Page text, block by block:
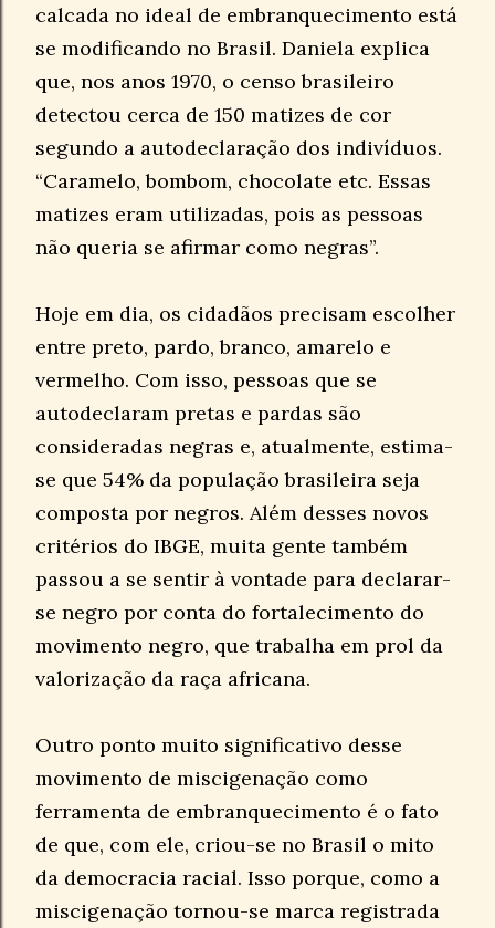
calcada no ideal de embranquecimento está
se modificando no Brasil. Daniela explica
que, nos anos 1970, o censo brasileiro
detectou cerca de 150 matizes de cor
segundo a autodeclaração dos indivíduos.
“Caramelo, bombom, chocolate etc. Essas
matizes eram utilizadas, pois as pessoas
não queria se afirmar como negras”.
Hoje em dia, os cidadãos precisam escolher
entre preto, pardo, branco, amarelo e
vermelho. Com isso, pessoas que se
autodeclaram pretas e pardas são
consideradas negras e, atualmente, estima-
se que 54% da população brasileira seja
composta por negros. Além desses novos
critérios do IBGE, muita gente também
passou a se sentir à vontade para declarar-
se negro por conta do fortalecimento do
movimento negro, que trabalha em prol da
valorização da raça africana.
Outro ponto muito significativo desse
movimento de miscigenação como
ferramenta de embranquecimento é o fato
de que, com ele, criou-se no Brasil o mito
da democracia racial. Isso porque, como a
miscigenação tornou-se marca registrada